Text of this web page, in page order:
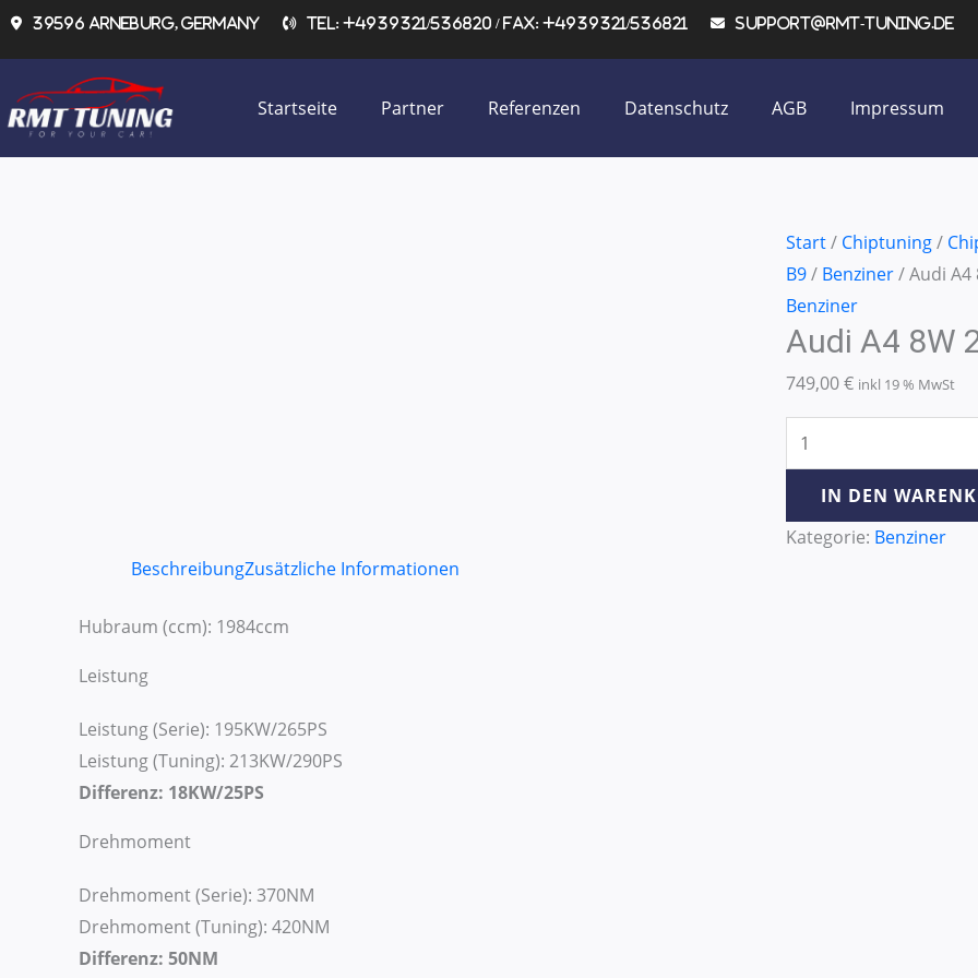
Zum39596 Arneburg, Germany Tel: +4939321/536820 / Fax: +4939321/536821 support@rmt-tuning.de
Startseite Partner Referenzen Datenschutz AGB Impressum
Start/ Chiptuning/
B9/ Benziner/ Audi A4
Benziner
Audi A4 8W
749,00€ inkl 19 % MwSt
Audi
A4
8W
2.0
195KW/265PS
Menge
IN DEN
Kategorie: Benziner
BeschreibungZusätzliche Informationen
Hubraum (ccm): 1984ccm
Leistung
Leistung (Serie): 195KW/265PS
Leistung (Tuning): 213KW/290PS
Differenz: 18KW/25PS
Drehmoment
Drehmoment (Serie): 370NM
Drehmoment (Tuning): 420NM
Differenz: 50NM